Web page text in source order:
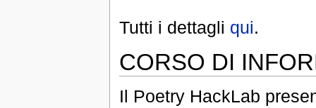
Tutti i dettagli qui.
CORSO DI
Il Poetry HackLab